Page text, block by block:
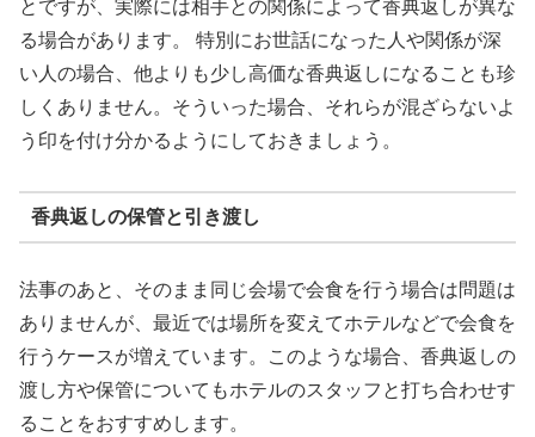
とですが、実際には相手との関係によって香典返しが異な
る場合があります。 特別にお世話になった人や関係が深
い人の場合、他よりも少し高価な香典返しになることも珍
しくありません。そういった場合、それらが混ざらないよ
う印を付け分かるようにしておきましょう。
香典返しの保管と引き渡し
法事のあと、そのまま同じ会場で会食を行う場合は問題は
ありませんが、最近では場所を変えてホテルなどで会食を
行うケースが増えています。このような場合、香典返しの
渡し方や保管についてもホテルのスタッフと打ち合わせす
ることをおすすめします。